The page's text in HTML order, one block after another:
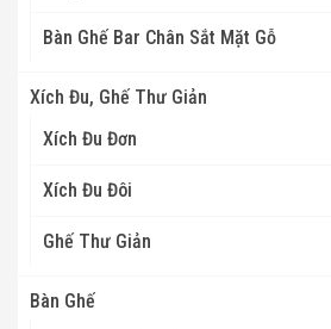
Bàn Ghế Bar Chân Sắt Mặt Gỗ
Xích Đu, Ghế Thư Giản
Xích Đu Đơn
Xích Đu Đôi
Ghế Thư Giản
Bàn Ghế